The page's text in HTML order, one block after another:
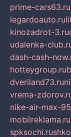
prime-cars63.ru
legardoauto.ru
kinozadrot-3.ru
udalenka-
dash-cash-
hotteygroup.ru
dveriland73.ru
vrema-
nike-air-max-
mobilreklama.ru
spksochi.ru